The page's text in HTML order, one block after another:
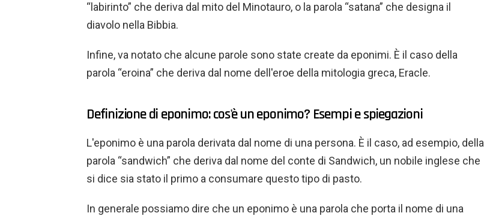
“labirinto” che deriva dal mito del Minotauro, o la parola “satana” che designa il
diavolo nella Bibbia.
Infine, va notato che alcune parole sono state create da eponimi. È il caso della
parola “eroina” che deriva dal nome dell'eroe della mitologia greca, Eracle.
Definizione di eponimo: cos'è un eponimo? Esempi e spiegazioni
L'eponimo è una parola derivata dal nome di una persona. È il caso, ad esempio, della
parola “sandwich” che deriva dal nome del conte di Sandwich, un nobile inglese che
si dice sia stato il primo a consumare questo tipo di pasto.
In generale possiamo dire che un eponimo è una parola che porta il nome di una